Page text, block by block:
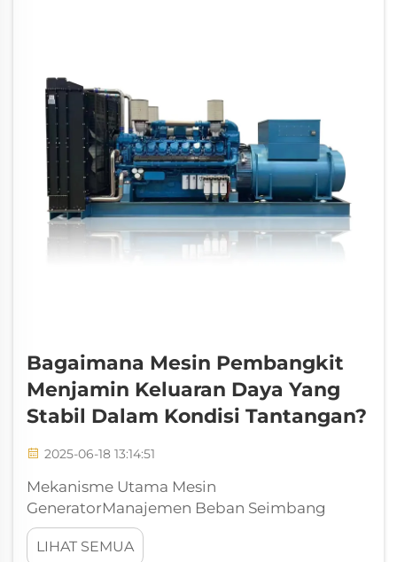
Bagaimana Mesin Pembangkit
Menjamin Keluaran Daya Yang
Stabil Dalam Kondisi Tantangan?
2025-06-18 13:14:51
Mekanisme Utama Mesin
GeneratorManajemen Beban Seimbang
untuk Output StabilKeseimbangan beban
dalam load shedding sangat penting untuk
LIHAT SEMUA